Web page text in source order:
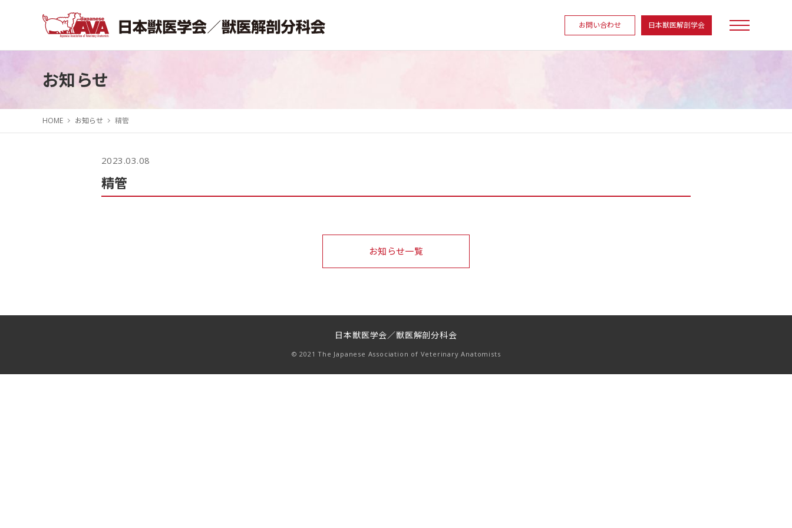
お問い合わせ 日本獣医解剖学会
お知らせ
HOME お知らせ 精管
2023.03.08
精管
お知らせ一覧
日本獣医学会／獣医解剖分科会
© 2021 The Japanese Association of Veterinary Anatomists